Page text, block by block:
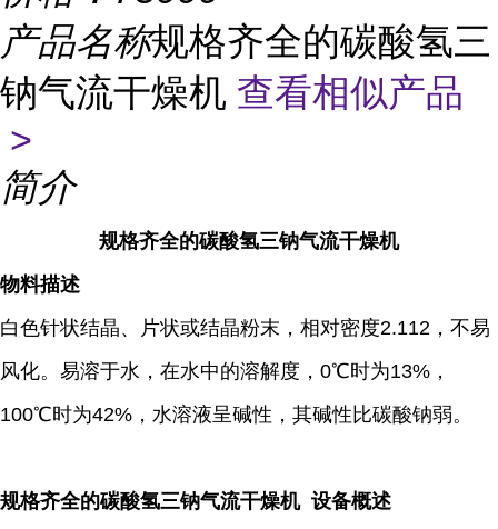
产品名称规格齐全的碳酸氢三
钠气流干燥机 查看相似产品
>
简介
规格齐全的碳酸氢三钠气流干燥机
物料描述
白色针状结晶、片状或结晶粉末，相对密度2.112，不易
风化。易溶于水，在水中的溶解度，0℃时为13%，
100℃时为42%，水溶液呈碱性，其碱性比碳酸钠弱。
规格齐全的碳酸氢三钠气流干燥机 设备概述